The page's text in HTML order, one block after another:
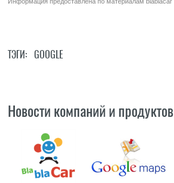
ТЭГИ: GOOGLE
Новости компаний и продуктов